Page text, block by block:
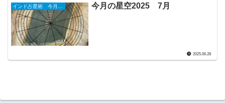
今月の星空2025 7月
2025.06.28